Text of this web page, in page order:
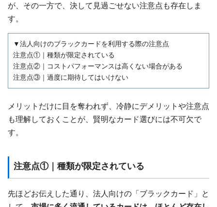
が、その一方で、決して見過ごせない注意点も存在しま
す。
▼法人向けのブラックカードを利用する際の注意点
注意点①｜種類が限定されている
注意点②｜コストパフォーマンスは高くない場合がある
注意点③｜過度に期待してはいけない
メリットだけに目を奪われず、冷静にデメリットや注意点
も理解しておくことが、賢明なカード選びには不可欠で
す。
注意点①｜種類が限定されている
先ほどお伝えした通り、法人向けの「ブラックカード」と